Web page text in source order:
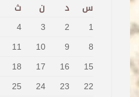
س د ن ث
1
2
3
4
8
9
10
11
15
16
17
18
22
23
24
25